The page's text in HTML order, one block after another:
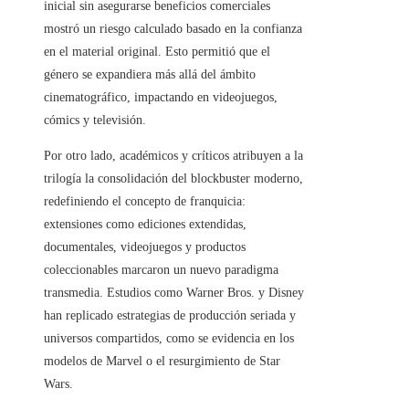
inicial sin asegurarse beneficios comerciales
mostró un riesgo calculado basado en la confianza
en el material original. Esto permitió que el
género se expandiera más allá del ámbito
cinematográfico, impactando en videojuegos,
cómics y televisión.
Por otro lado, académicos y críticos atribuyen a la
trilogía la consolidación del blockbuster moderno,
redefiniendo el concepto de franquicia:
extensiones como ediciones extendidas,
documentales, videojuegos y productos
coleccionables marcaron un nuevo paradigma
transmedia. Estudios como Warner Bros. y Disney
han replicado estrategias de producción seriada y
universos compartidos, como se evidencia en los
modelos de Marvel o el resurgimiento de Star
Wars.